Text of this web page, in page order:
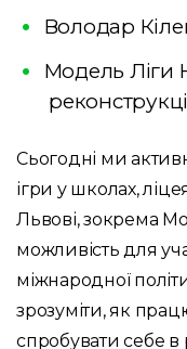
Володар
Модель Ліги
Сьогодні ми
ігри у школах,
Львові, зокрема
можливість для
міжнародної
зрозуміти, як
спробувати себе в